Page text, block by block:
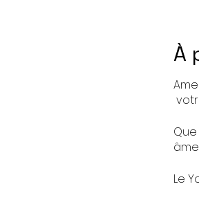
À
Le